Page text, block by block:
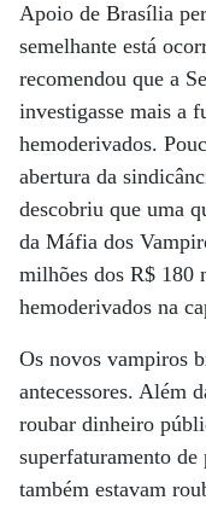
Apoio de Brasília
semelhante está
recomendou que a
investigasse mais a
hemoderivados.
abertura da
descobriu que uma
da Máfia dos
milhões dos R$ 180
hemoderivados na
Os novos vampiros
antecessores. Além
roubar dinheiro
superfaturamento
também estavam